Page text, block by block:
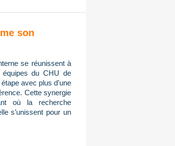
son
se réunissent à
du CHU de
avec plus d'une
Cette synergie
où la recherche
s’unissent pour un